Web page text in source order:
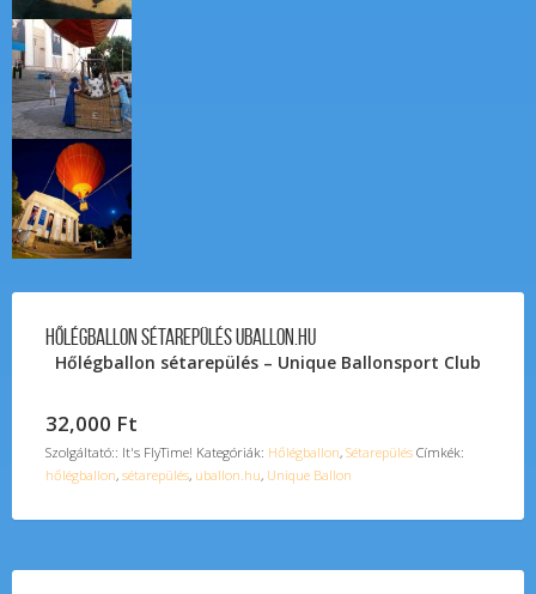
Hőlégballon Sétarepülés uballon.hu
Hőlégballon sétarepülés – Unique Ballonsport Club
32,000 Ft
Szolgáltató:: It's FlyTime! Kategóriák: Hőlégballon, Sétarepülés Címkék:
hőlégballon, sétarepülés, uballon.hu, Unique Ballon